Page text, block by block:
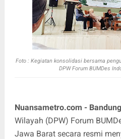
Foto : Kegiatankonsolidasi bersama
DPW Forum BUMDes
Nuansametro.com -
Wilayah (DPW) Forum
Jawa Barat secara resmi